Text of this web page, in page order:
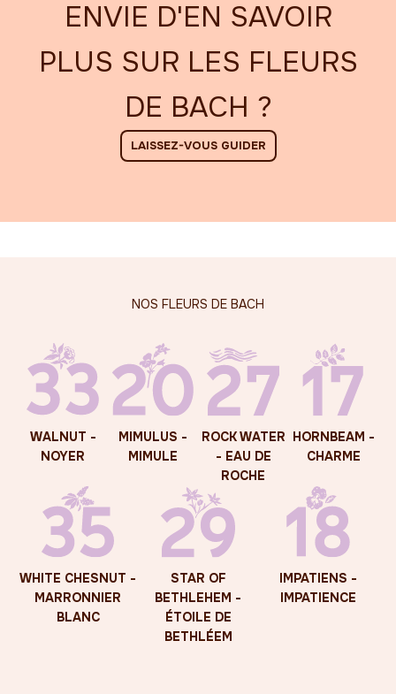
ENVIE D'EN SAVOIR
PLUS SUR LES FLEURS
DE BACH ?
LAISSEZ-VOUS GUIDER
WALNUT -
NOYER
MIMULUS -
MIMULE
ROCK WATER
- EAU DE
ROCHE
HORNBEAM -
CHARME
WHITE CHESNUT -
MARRONNIER
BLANC
STAR OF
BETHLEHEM -
ÉTOILE DE
BETHLÉEM
IMPATIENS -
IMPATIENCE